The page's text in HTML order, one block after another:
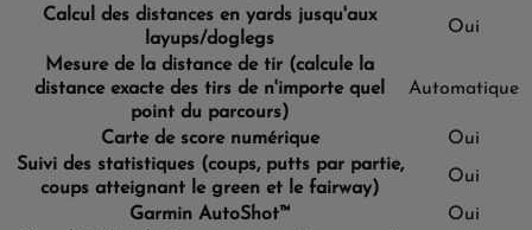
Calcul des distances en yards jusqu'aux
layups/doglegs
Oui
Mesure de la distance de tir (calcule la
distance exacte des tirs de n'importe quel
point du parcours)
Automatique
Carte de score numérique
Oui
Suivi des statistiques (coups, putts par partie,
coups atteignant le green et le fairway)
Oui
Garmin AutoShot™
Oui